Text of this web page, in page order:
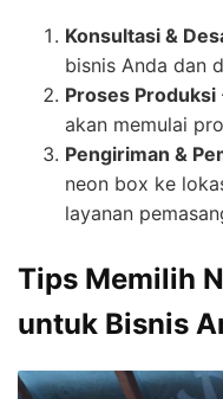
Konsultasi &
bisnis Anda dan
Proses Produksi
akan memulai
Pengiriman &
neon box ke
layanan
Tips Memilih
untuk Bisnis